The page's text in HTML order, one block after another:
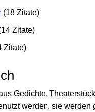
(18 Zitate)
Zitate)
Zitate)
Gedichte,
werden, sie